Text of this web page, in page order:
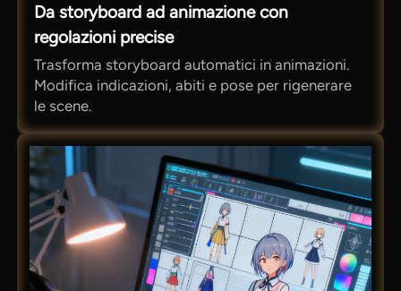
Da storyboard ad animazione con
regolazioni precise
Trasforma storyboard automatici in animazioni.
Modifica indicazioni, abiti e pose per rigenerare
le scene.